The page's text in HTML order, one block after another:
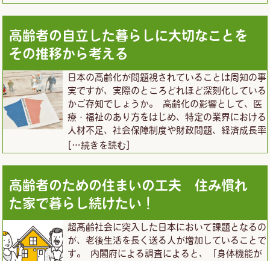
高齢者の自立した暮らしに大切なことを
その推移から考える
日本の高齢化が問題視されていることは周知の事
実ですが、実際のところどれほど深刻化している
かご存知でしょうか。 高齢化の影響として、医
療・福祉のあり方をはじめ、特定の業界における
人材不足、社会保障制度や財政問題、経済成長率
[…続きを読む]
高齢者のための住まいの工夫 住み慣れ
た家で暮らし続けたい！
超高齢社会に突入した日本において課題となるの
が、老後生活を長く送る人が増加していることで
す。 内閣府による調査によると、「身体機能が